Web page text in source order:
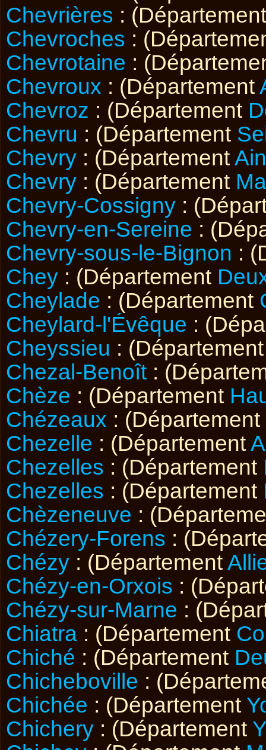
Chevrières :
Chevroches :
Chevrotaine :
Chevroux : (Département
Chevroz : (Département
Chevru : (Département
Chevry : (DépartementAin
Chevry : (Département
Chevry-Cossigny :
Chevry-en-Sereine :
Chevry-sous-le-Bignon :
Chey : (Département
Cheylade : (Département
Cheylard-l'Évêque :
Cheyssieu :
Chezal-Benoît :
Chèze : (Département
Chézeaux : (Département
Chezelle : (Département
Chezelles : (Département
Chezelles : (Département
Chèzeneuve :
Chézery-Forens :
Chézy : (Département
Chézy-en-Orxois :
Chézy-sur-Marne :
Chiatra : (Département
Chiché : (Département
Chicheboville :
Chichée : (Département
Chichery : (Département